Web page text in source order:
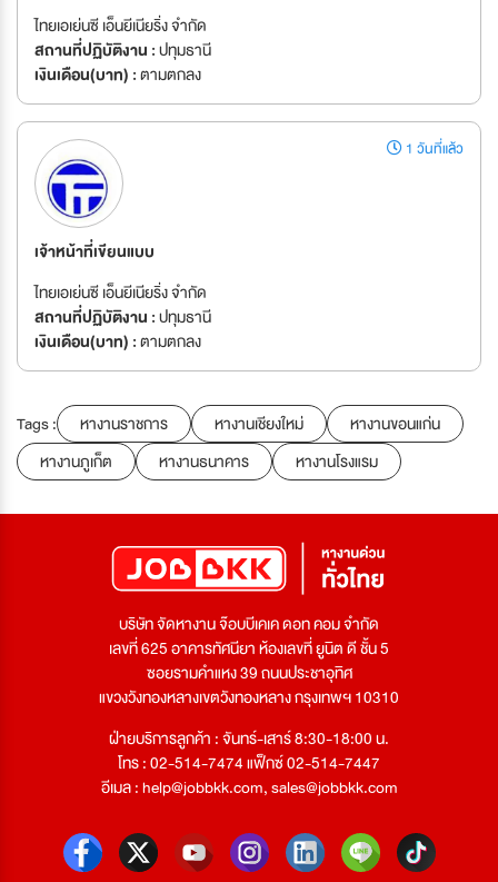
ไทยเอเย่นซี เอ็นยีเนียริ่ง จำกัด
สถานที่ปฏิบัติงาน :ปทุมธานี
เงินเดือน(บาท) :ตามตกลง
1 วันที่แล้ว
เจ้าหน้าที่เขียนแบบ
ไทยเอเย่นซี เอ็นยีเนียริ่ง จำกัด
สถานที่ปฏิบัติงาน :ปทุมธานี
เงินเดือน(บาท) :ตามตกลง
Tags : หางานราชการ หางานเชียงใหม่
หางานขอนแก่น
หางานภูเก็ต
หางานธนาคาร หางานโรงแรม
บริษัท จัดหางาน จ๊อบบีเคเค ดอท คอม จำกัด
เลขที่ 625 อาคารทัศนียา ห้องเลขที่ ยูนิต ดี ชั้น 5
ซอยรามคำแหง 39 ถนนประชาอุทิศ
แขวงวังทองหลางเขตวังทองหลาง กรุงเทพฯ 10310
ฝ่ายบริการลูกค้า : จันทร์-เสาร์ 8:30-18:00 น.
โทร : 02-514-7474 แฟ็กซ์ 02-514-7447
อีเมล :help@jobbkk.com,sales@jobbkk.com